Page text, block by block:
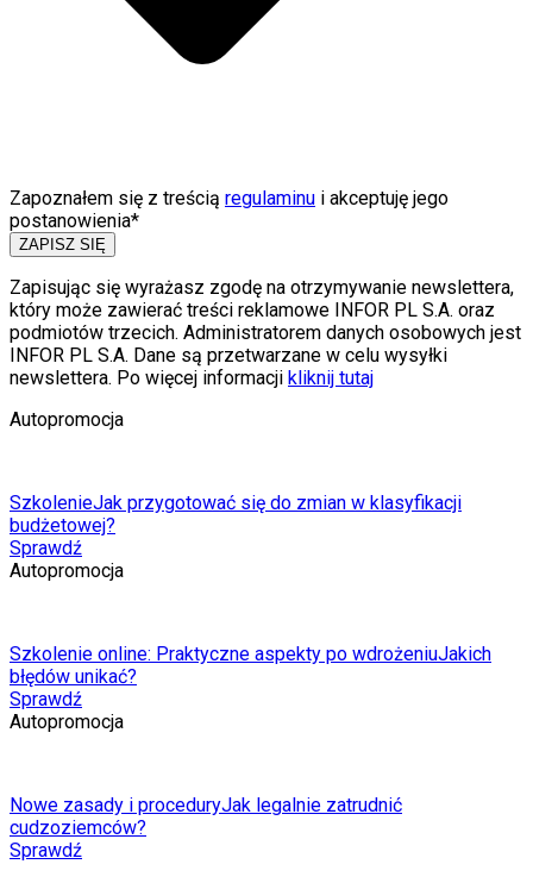
Zapoznałem się z treścią regulaminu i akceptuję jego
postanowienia*
ZAPISZ SIĘ
Zapisując się wyrażasz zgodę na otrzymywanie newslettera,
który może zawierać treści reklamowe INFOR PL S.A. oraz
podmiotów trzecich. Administratorem danych osobowych jest
INFOR PL S.A. Dane są przetwarzane w celu wysyłki
newslettera. Po więcej informacji kliknij tutaj
Autopromocja
SzkolenieJak przygotować się do zmian w klasyfikacji
budżetowej?
Sprawdź
Autopromocja
Szkolenie online: Praktyczne aspekty po wdrożeniuJakich
błędów unikać?
Sprawdź
Autopromocja
Nowe zasady i proceduryJak legalnie zatrudnić
cudzoziemców?
Sprawdź